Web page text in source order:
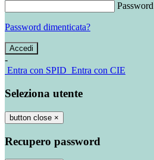
Password
Password dimenticata?
-
Entra con SPID Entra con CIE
Seleziona utente
button close ×
Recupero password